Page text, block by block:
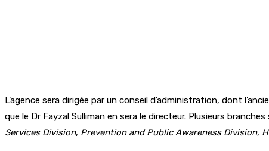
L’agence sera dirigée par un conseil d’administration, dont
que le Dr Fayzal Sulliman en sera le directeur. Plusieurs
Services Division, Prevention and Public Awareness Division,